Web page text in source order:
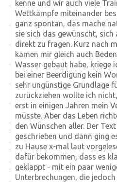
kenne und wir auch viele
Wettkämpfe miteinander
ganz spontan, das mache
sie sich das gewünscht,
direkt zu fragen. Kurz nach
kamen mir gleich auch
Wasser gebaut habe, kriege
bei einer Beerdigung kein
sehr ungünstige Grundlage
zurückziehen wollte ich
erst in einigen Jahren mein
müsste. Aber das Leben
den Wünschen aller. Der
geschrieben und dann ging
zu Hause x-mal laut
dafür bekommen, dass es
geklappt - mit ein paar
Unterbrechungen, die